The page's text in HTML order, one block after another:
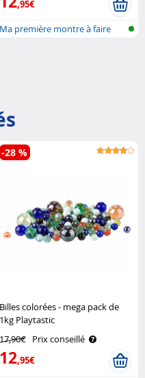
,95€
Ma première montre à faire
Billes colorées - mega pack de
1kg Playtastic
17,90€ Prix conseillé
12,95€
-28 %